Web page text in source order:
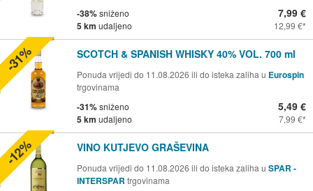
-38%sniženo
5 km udaljeno
7,99 €
12,99 €
SCOTCH & SPANISH WHISKY 40% VOL. 700 ml
Ponuda vrijedi do 11.08.2026 ili do isteka zaliha u Eurospin
trgovinama
-31%sniženo
5 km udaljeno
5,49 €
7,99 €
-31%
VINO KUTJEVO GRAŠEVINA
Ponuda vrijedi do 11.08.2026 ili do isteka zaliha u SPAR -
INTERSPAR trgovinama
-12%